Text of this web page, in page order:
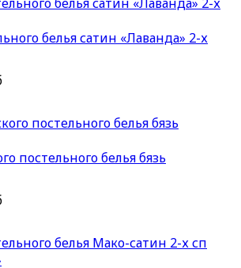
белья сатин «Лаванда» 2-х
постельного белья бязь